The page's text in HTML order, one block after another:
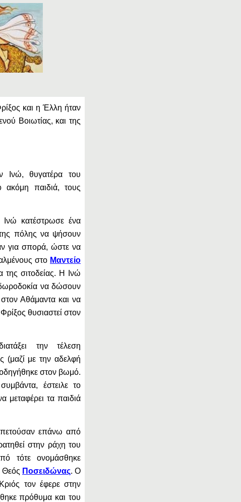
και η Έλλη ήταν
Βοιωτίας, και της
Ινώ, θυγατέρα του
παιδιά, τους
κατέστρωσε ένα
της πόλης να ψήσουν
για σπορά, ώστε να
στο Μαντείο
της σιτοδείας. Η Ινώ
να δώσουν
Αθάμαντα και να
θυσιαστεί στον
την τέλεση
(μαζί με την αδελφή
στον βωμό.
έστειλε το
μεταφέρει τα παιδιά
πετούσαν επάνω από
στην ράχη του
τότε ονομάσθηκε
Θεός Ποσειδώνας. Ο
τον έφερε στην
πρόθυμα και του